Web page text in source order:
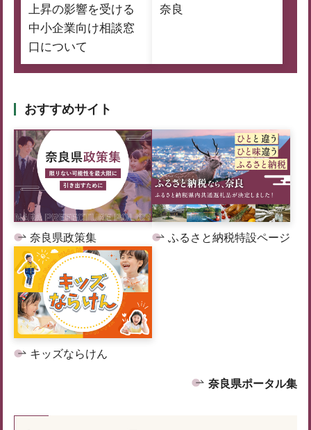
上昇の影響を受ける
中小企業向け相談窓
口について
奈良
おすすめサイト
奈良県政策集 ふるさと納税特設ページ
キッズならけん
奈良県ポータル集